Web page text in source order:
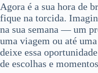
Agora é a sua hora de
fique na torcida.
na sua semana — um
uma viagem ou até
deixe essa
de escolhas e